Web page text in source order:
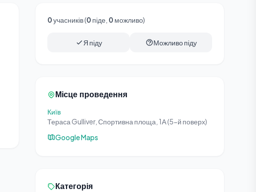
0учасників (0 піде, 0 можливо)
Я піду Можливо піду
Місце проведення
Київ
Тераса Gulliver, Спортивна площа, 1А (5-й поверх)
Google Maps
Категорія